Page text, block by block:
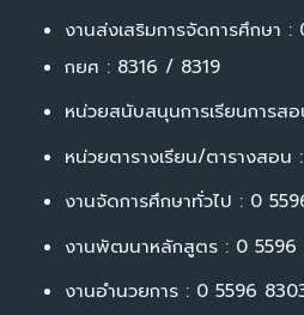
งานส่งเสริมการจัดการศึกษา :
กยศ : 8316 / 8319
หน่วยสนับสนุนการเรียนการส
หน่วยตารางเรียน/ตารางสอน
งานจัดการศึกษาทั่วไป : 0
งานพัฒนาหลักสูตร : 0 5596
งานอำนวยการ : 0 5596